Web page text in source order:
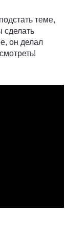
теме,
сделать
он делал